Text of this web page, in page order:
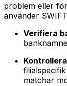
problem eller
använder
Verifiera
matchar